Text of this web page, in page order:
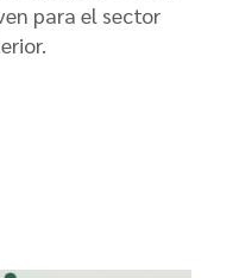
para el sector